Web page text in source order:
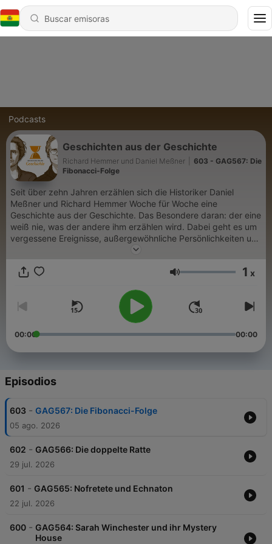
Podcasts
Geschichten aus der Geschichte
Richard Hemmer und Daniel Meßner
603 - GAG567: Die
Fibonacci-Folge
Seit über zehn Jahren erzählen sich die Historiker Daniel
Meßner und Richard Hemmer Woche für Woche eine
Geschichte aus der Geschichte. Das Besondere daran: der eine
weiß nie, was der andere ihm erzählen wird. Dabei geht es um
vergessene Ereignisse, außergewöhnliche Persönlichkeiten und
überraschende Zusammenhänge der Geschichte aus allen
erfahren? Hier findest du alle Infos & Rabatte:
Werbung in diesem Podcast schalten? Dann erfahre hier mehr
über die Werbemöglichkeiten bei Seven.One Audio:
https://www.seven.one/portfolio/sevenone-audio
Volumen 1 x
00:00 00:00
Episodios
603 - GAG567: Die Fibonacci-Folge
05 ago. 2026
602 - GAG566: Die doppelte Ratte
29 jul. 2026
601 - GAG565: Nofretete und Echnaton
22 jul. 2026
600 - GAG564: Sarah Winchester und ihr Mystery
House